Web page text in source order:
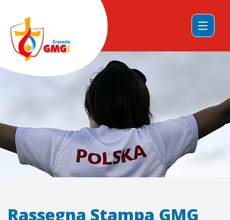
Rassegna Stampa GMG